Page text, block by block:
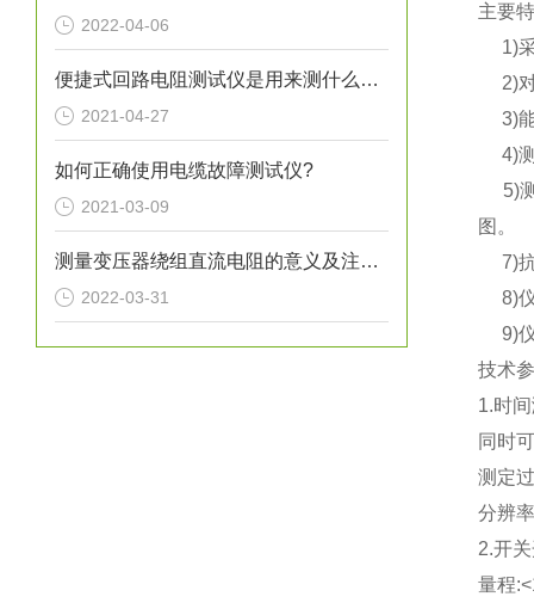
2022-04-06
便捷式回路电阻测试仪是用来测什么的？
2021-04-27
如何正确使用电缆故障测试仪?
2021-03-09
测量变压器绕组直流电阻的意义及注意事项
2022-03-31
主要
1)采
2)对
3)能
4)测
5)测
图。
7)抗
8)仪
9)仪
技术
1.时
同时
测定
分辨
2.开
量程